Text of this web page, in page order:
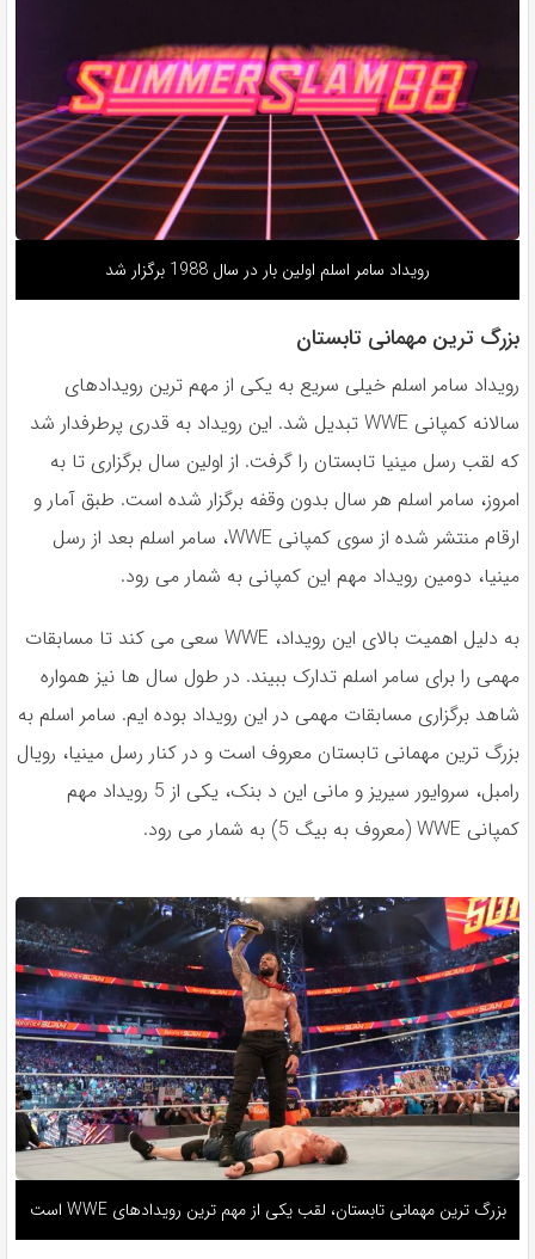
رویداد سامر اسلم اولین بار در سال 1988 برگزار شد
بزرگ ترین مهمانی تابستان
رویداد سامر اسلم خیلی سریع به یکی از مهم ترین رویدادهای
سالانه کمپانی WWE تبدیل شد. این رویداد به قدری پرطرفدار شد
که لقب رسل مینیا تابستان را گرفت. از اولین سال برگزاری تا به
امروز، سامر اسلم هر سال بدون وقفه برگزار شده است. طبق آمار و
ارقام منتشر شده از سوی کمپانی WWE، سامر اسلم بعد از رسل
مینیا، دومین رویداد مهم این کمپانی به شمار می رود.
به دلیل اهمیت بالای این رویداد، WWE سعی می کند تا مسابقات
مهمی را برای سامر اسلم تدارک ببیند. در طول سال ها نیز همواره
شاهد برگزاری مسابقات مهمی در این رویداد بوده ایم. سامر اسلم به
بزرگ ترین مهمانی تابستان معروف است و در کنار رسل مینیا، رویال
رامبل، سروایور سیریز و مانی این د بنک، یکی از 5 رویداد مهم
کمپانی WWE (معروف به بیگ 5) به شمار می رود.
بزرگ ترین مهمانی تابستان، لقب یکی از مهم ترین رویدادهای WWE است